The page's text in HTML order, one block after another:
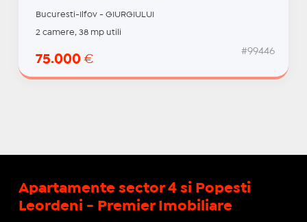
Bucuresti-Ilfov - GIURGIULUI
2 camere, 38 mp utili
75.000 €
#99446
Apartamente sector 4 si Popesti
Leordeni - Premier Imobiliare